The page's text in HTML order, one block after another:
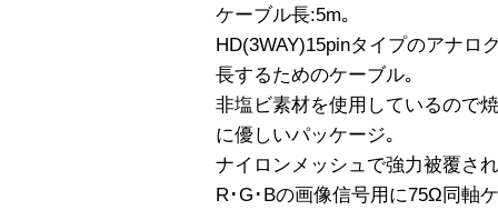
ケーブル長:5m｡
HD(3WAY)15pinタイプのアナロ
長するためのケーブル｡
非塩ビ素材を使用しているので
に優しいパッケージ｡
ナイロンメッシュで強力被覆さ
R･G･Bの画像信号用に75Ω同軸